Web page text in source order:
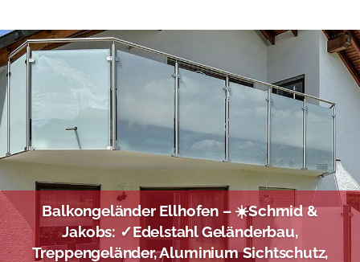
Balkongeländer Ellhofen – ☀️Schmid &
Jakobs: ✓Edelstahl Geländerbau,
Treppengeländer, Aluminium Sichtschutz,